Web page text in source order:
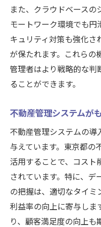
東京都の不動
決法
導入成功事例
システム活用
態
注意点
未来の不動産
AIとIoTの導入
技術進化によ
現
デジタル化が
また、クラウドベースの
モートワーク環境でも円
キュリティ対策も強化さ
が保たれます。これらの
管理者はより戦略的な判
ることができます。
不動産管理システムが
不動産管理システムの導
与えています。東京都の
活用することで、コスト
されています。特に、デ
の把握は、適切なタイミ
利益率の向上に寄与しま
り、顧客満足度の向上も